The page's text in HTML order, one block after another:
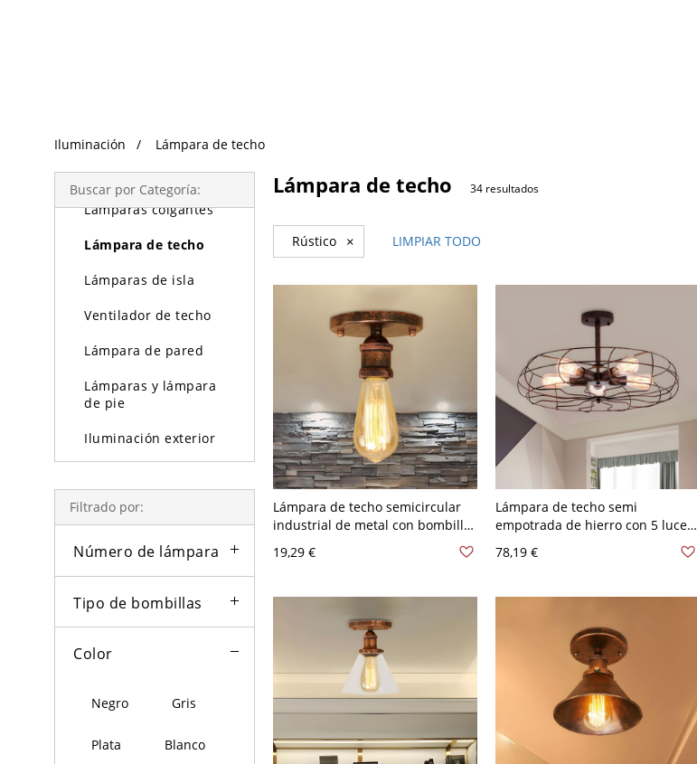
Iluminación Lámpara de techo
Buscar por Categoría:
Iluminación
Lámparas de araña
Lámparas colgantes
Lámpara de techo
Lámparas de isla
Ventilador de techo
Lámpara de pared
Lámparas y lámpara
de pie
Iluminación exterior
Filtrado por:
Número de lámpara
Tipo de bombillas
Color
Negro Gris
Plata Blanco
Lámpara de techo 34 resultados
Rústico × LIMPIAR TODO
Lámpara de techo semicircular
industrial de metal con bombilla
19,29 €
Lámpara de techo semi
empotrada de hierro con 5 luces,
diseño de cesta con jaula,
estar
78,19 €